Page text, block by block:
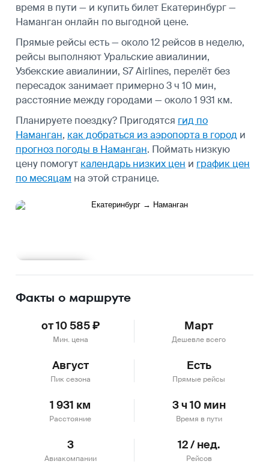
время в пути — и купить билет Екатеринбург —
Наманган онлайн по выгодной цене.
Прямые рейсы есть — около 12 рейсов в неделю,
рейсы выполняют Уральские авиалинии,
Узбекские авиалинии, S7 Airlines, перелёт без
пересадок занимает примерно 3 ч 10 мин,
расстояние между городами — около 1 931 км.
Планируете поездку? Пригодятся гид по
Наманган, как добраться из аэропорта в город и
прогноз погоды в Наманган. Поймать низкую
цену помогут календарь низких цен и график цен
по месяцам на этой странице.
Факты о маршруте
от 10 585 ₽
Мин. цена
Март
Дешевле всего
Август
Пик сезона
Есть
Прямые рейсы
1 931 км
Расстояние
3 ч 10 мин
Время в пути
3
Авиакомпании
12 / нед.
Рейсов